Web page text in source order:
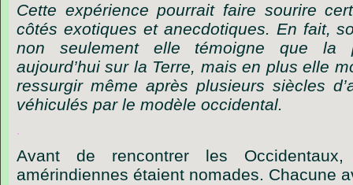
Cette expérience pourrait faire sourire
côtés exotiques et anecdotiques. En fait,
non
seulement elle témoigne que la
aujourd’hui sur la Terre, mais en plus elle
ressurgir même après plusieurs siècles
véhiculés par le modèle occidental.
.
Avant de rencontrer les
Occidentaux,
amérindiennes étaient nomades. Chacune